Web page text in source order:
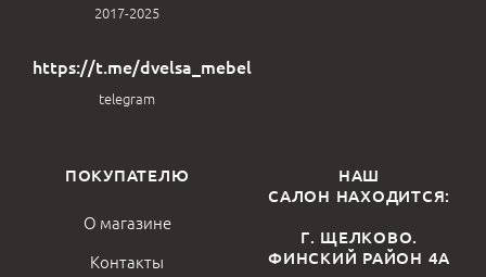
2017-2025
https://t.me/dvelsa_mebel
telegram
ПОКУПАТЕЛЮ
О магазине
Контакты
НАШ
САЛОН НАХОДИТСЯ:
Г. ЩЕЛКОВО.
ФИНСКИЙ РАЙОН 4А